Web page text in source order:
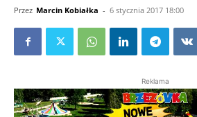
Przez Marcin Kobiałka - 6 stycznia 2017 18:00
Reklama